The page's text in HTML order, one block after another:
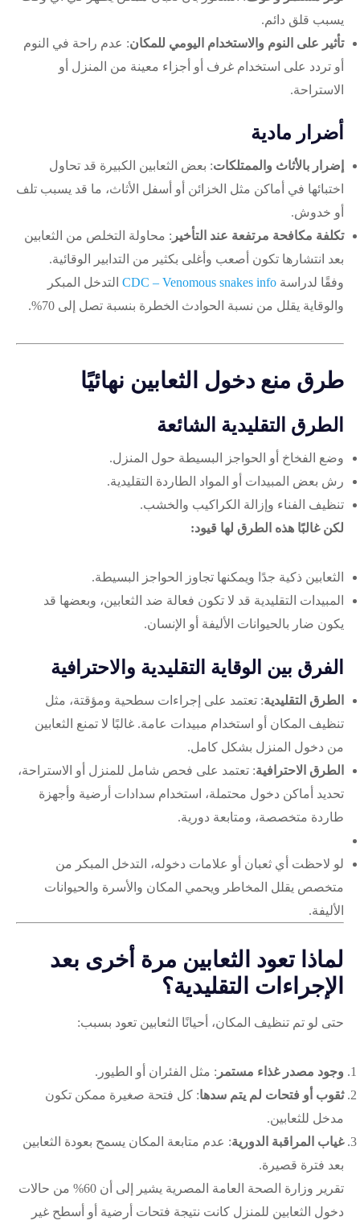
يسبب قلق دائم.
تأثير على النوم والاستخدام اليومي للمكان: عدم راحة في النوم
أو تردد على استخدام غرف أو أجزاء معينة من المنزل أو
الاستراحة.
أضرار مادية
إضرار بالأثاث والممتلكات: بعض الثعابين الكبيرة قد تحاول
اختبائها في أماكن مثل الخزائن أو أسفل الأثاث، ما قد يسبب تلف
أو خدوش.
تكلفة مكافحة مرتفعة عند التأخير : محاولة التخلص من الثعابين
بعد انتشارها تكون أصعب وأغلى بكثير من التدابير الوقائية.
وفقًا لدراسة CDC – Venomous snakes info التدخل المبكر
والوقاية يقلل من نسبة الحوادث الخطرة بنسبة تصل إلى 70%.
طرق منع دخول الثعابين نهائيًا
الطرق التقليدية الشائعة
وضع الفخاخ أو الحواجز البسيطة حول المنزل.
رش بعض المبيدات أو المواد الطاردة التقليدية.
تنظيف الفناء وإزالة الكراكيب والخشب.
لكن غالبًا هذه الطرق لها قيود:
الثعابين ذكية جدًا ويمكنها تجاوز الحواجز البسيطة.
المبيدات التقليدية قد لا تكون فعالة ضد الثعابين، وبعضها قد
يكون ضار بالحيوانات الأليفة أو الإنسان.
الفرق بين الوقاية التقليدية والاحترافية
الطرق التقليدية: تعتمد على إجراءات سطحية ومؤقتة، مثل
تنظيف المكان أو استخدام مبيدات عامة. غالبًا لا تمنع الثعابين
من دخول المنزل بشكل كامل.
الطرق الاحترافية: تعتمد على فحص شامل للمنزل أو الاستراحة،
تحديد أماكن دخول محتملة، استخدام سدادات أرضية وأجهزة
طاردة متخصصة، ومتابعة دورية.
لو لاحظت أي ثعبان أو علامات دخوله، التدخل المبكر من
متخصص يقلل المخاطر ويحمي المكان والأسرة والحيوانات
الأليفة.
لماذا تعود الثعابين مرة أخرى بعد
الإجراءات التقليدية؟
حتى لو تم تنظيف المكان، أحيانًا الثعابين تعود بسبب:
وجود مصدر غذاء مستمر : مثل الفئران أو الطيور.
ثقوب أو فتحات لم يتم سدها: كل فتحة صغيرة ممكن تكون
مدخل للثعابين.
غياب المراقبة الدورية: عدم متابعة المكان يسمح بعودة الثعابين
بعد فترة قصيرة.
تقرير وزارة الصحة العامة المصرية يشير إلى أن 60% من حالات
دخول الثعابين للمنزل كانت نتيجة فتحات أرضية أو أسطح غير